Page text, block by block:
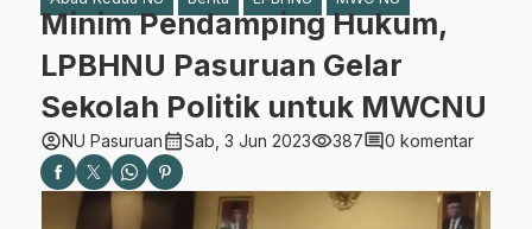
Minim Pendamping Hukum,
LPBHNU Pasuruan Gelar
Sekolah Politik untuk MWCNU
account_circleNU Pasuruancalendar_monthSab, 3 Jun 2023visibility387comment0 komentar